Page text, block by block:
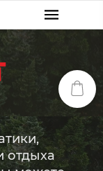
отдыха